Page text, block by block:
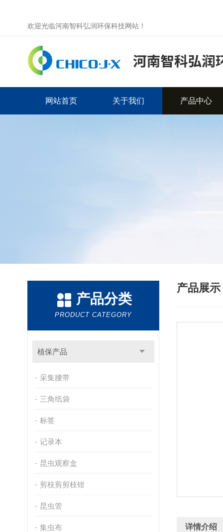
欢迎光临河南智科弘润环保科技网站！
网站首页 关于我们 产品中心
产品分类
PRODUCT CATEGORY
植保产品
采集腰带
三角纸袋
标签
记录本
昆虫观察盒
剪枝剪剪枝钳
昆虫管
集虫布
产品展示
详情介绍